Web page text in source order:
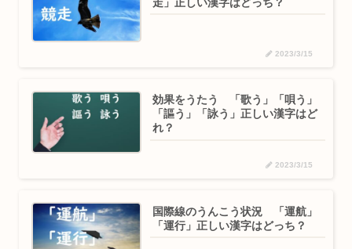
2023/3/15
効果をうたう 「歌う」「唄う」
「謳う」「詠う」正しい漢字はど
れ？
2023/3/15
国際線のうんこう状況 「運航」
「運行」正しい漢字はどっち？